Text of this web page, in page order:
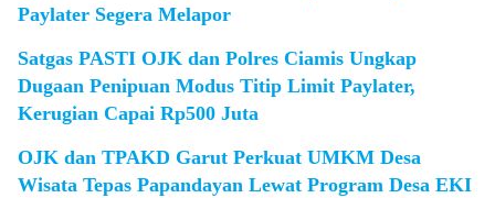
Paylater Segera Melapor
Satgas PASTI OJK dan Polres Ciamis Ungkap
Dugaan Penipuan Modus Titip Limit Paylater,
Kerugian Capai Rp500 Juta
OJK dan TPAKD Garut Perkuat UMKM Desa
Wisata Tepas Papandayan Lewat Program Desa EKI